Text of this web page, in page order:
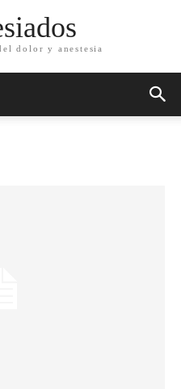
dolor y anestesia